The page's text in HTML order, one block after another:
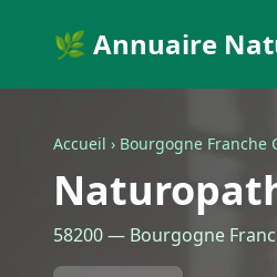
🌿 Annuaire
Accueil › Bourgogne Franche
58200 — Bourgogne